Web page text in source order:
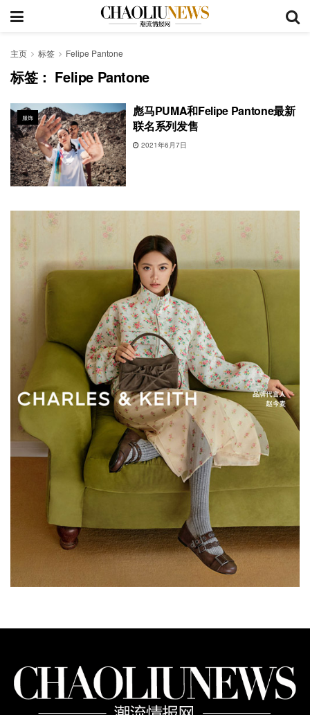
主页 标签 Felipe Pantone
标签： Felipe Pantone
服饰
彪马PUMA和Felipe Pantone最新
联名系列发售
2021年6月7日